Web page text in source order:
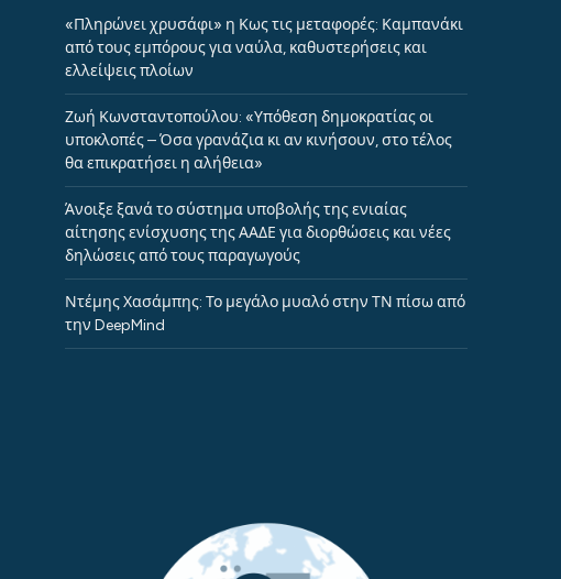
«Πληρώνει χρυσάφι» η Κως τις μεταφορές: Καμπανάκι
από τους εμπόρους για ναύλα, καθυστερήσεις και
ελλείψεις πλοίων
Ζωή Κωνσταντοπούλου: «Υπόθεση δημοκρατίας οι
υποκλοπές – Όσα γρανάζια κι αν κινήσουν, στο τέλος
θα επικρατήσει η αλήθεια»
Άνοιξε ξανά το σύστημα υποβολής της ενιαίας
αίτησης ενίσχυσης της ΑΑΔΕ για διορθώσεις και νέες
δηλώσεις από τους παραγωγούς
Ντέμης Χασάμπης: Το μεγάλο μυαλό στην ΤΝ πίσω από
την DeepMind